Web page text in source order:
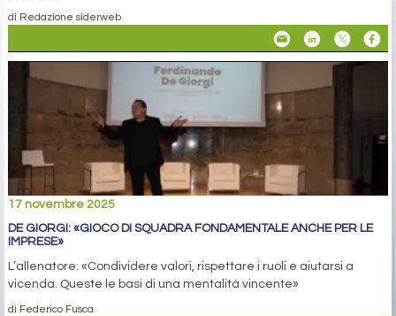
di Redazione siderweb
17 novembre 2025
DE GIORGI: «GIOCO DI SQUADRA FONDAMENTALE ANCHE PER LE
IMPRESE»
L’allenatore: «Condividere valori, rispettare i ruoli e aiutarsi a
vicenda. Queste le basi di una mentalità vincente»
di Federico Fusca